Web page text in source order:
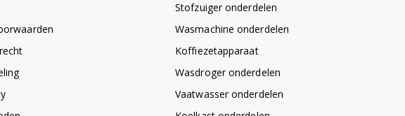
Stofzuiger onderdelen
Wasmachine onderdelen
Koffiezetapparaat
Wasdroger onderdelen
Vaatwasser onderdelen